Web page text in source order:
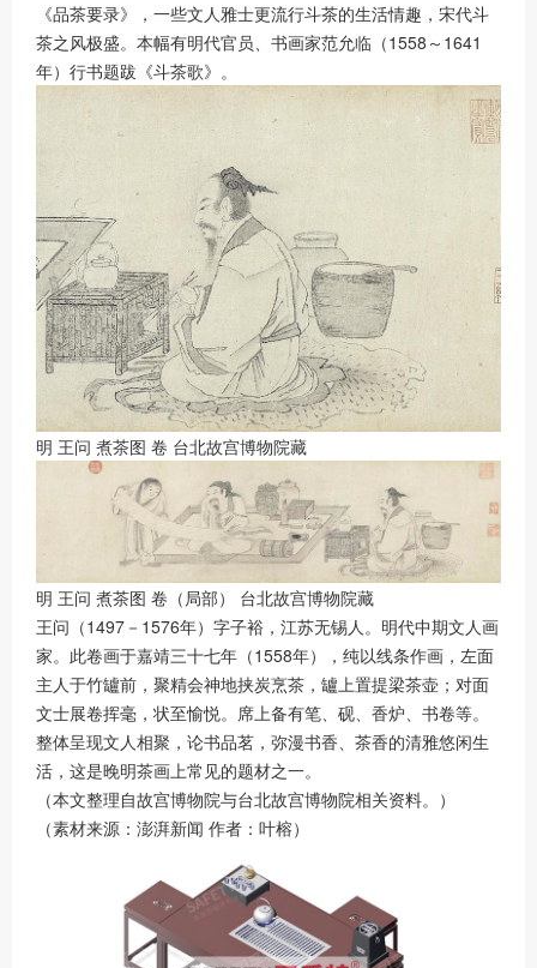
《品茶要录》，一些文人雅士更流行斗茶的生活情趣，宋代斗
茶之风极盛。本幅有明代官员、书画家范允临（1558～1641
年）行书题跋《斗茶歌》。
明 王问 煮茶图 卷 台北故宫博物院藏
明 王问 煮茶图 卷（局部） 台北故宫博物院藏
王问（1497－1576年）字子裕，江苏无锡人。明代中期文人画
家。此卷画于嘉靖三十七年（1558年），纯以线条作画，左面
主人于竹罏前，聚精会神地挟炭烹茶，罏上置提梁茶壶；对面
文士展卷挥毫，状至愉悦。席上备有笔、砚、香炉、书卷等。
整体呈现文人相聚，论书品茗，弥漫书香、茶香的清雅悠闲生
活，这是晚明茶画上常见的题材之一。
（本文整理自故宫博物院与台北故宫博物院相关资料。）
（素材来源：澎湃新闻 作者：叶榕）